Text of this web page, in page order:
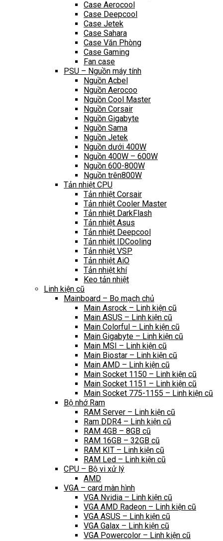
Case Aerocool
Case Deepcool
Case Jetek
Case Sahara
Case Văn Phòng
Case Gaming
Fan case
PSU – Nguồn máy tính
Nguồn Acbel
Nguồn Aerocoo
Nguồn Cool Master
Nguồn Corsair
Nguồn Gigabyte
Nguồn Sama
Nguồn Jetek
Nguồn dưới 400W
Nguồn 400W – 600W
Nguồn 600-800W
Nguồn trên800W
Tản nhiệt CPU
Tản nhiệt Corsair
Tản nhiệt Cooler Master
Tản nhiệt DarkFlash
Tản nhiệt Asus
Tản nhiệt Deepcool
Tản nhiệt IDCooling
Tản nhiệt VSP
Tản nhiệt AiO
Tản nhiệt khí
Keo tản nhiệt
Linh kiện cũ
Mainboard – Bo mạch chủ
Main Asrock – Linh kiện cũ
Main ASUS – Linh kiện cũ
Main Colorful – Linh kiện cũ
Main Gigabyte – Linh kiện cũ
Main MSI – Linh kiện cũ
Main Biostar – Linh kiện cũ
Main AMD – Linh kiện cũ
Main Socket 1150 – Linh kiện cũ
Main Socket 1151 – Linh kiện cũ
Main Socket 775-1155 – Linh kiện cũ
Bộ nhớ Ram
RAM Server – Linh kiện cũ
Ram DDR4 – Linh kiện cũ
RAM 4GB – 8GB cũ
RAM 16GB – 32GB cũ
RAM KIT – Linh kiện cũ
RAM Led – Linh kiện cũ
CPU – Bộ vi xử lý
AMD
VGA – card màn hình
VGA Nvidia – Linh kiện cũ
VGA AMD Radeon – Linh kiện cũ
VGA ASUS – Linh kiện cũ
VGA Galax – Linh kiện cũ
VGA Powercolor – Linh kiện cũ